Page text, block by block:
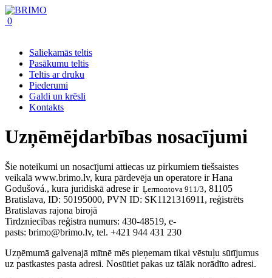
0
Saliekamās teltis
Pasākumu teltis
Teltis ar druku
Piederumi
Galdi un krēsli
Kontakts
Uzņēmējdarbības nosacījumi
Šie noteikumi un nosacījumi attiecas uz pirkumiem tiešsaistes
veikalā www.brimo.lv, kura pārdevēja un operatore ir Hana
Godušová., kura juridiskā adrese ir Ļermontova 911/3, 81105
Bratislava, ID: 50195000, PVN ID: SK1121316911, reģistrēts
Bratislavas rajona birojā
Tirdzniecības reģistra numurs: 430-48519, e-
pasts: brimo@brimo.lv, tel. +421 944 431 230
Uzņēmumā galvenajā mītnē mēs pieņemam tikai vēstuļu sūtījumus
uz pastkastes pasta adresi. Nosūtiet pakas uz tālāk norādīto adresi.